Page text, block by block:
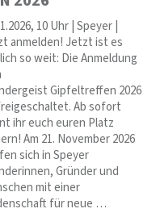
10 Uhr | Speyer |
anmelden! Jetzt ist es
so weit: Die Anmeldung
Gipfeltreffen 2026
Ab sofort
ihr euch euren Platz
Am 21. November 2026
sich in Speyer
Gründer und
mit einer
für neue …